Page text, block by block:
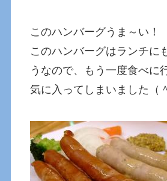
このハンバーグうま～い！
このハンバーグはランチに
うなので、もう一度食べに
気に入ってしまいました（